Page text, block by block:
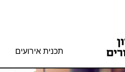
תכנית אירועים